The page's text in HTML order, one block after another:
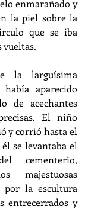
enmarañado y
la piel sobre la
que se iba
vueltas.
la larguísima
aparecido
de acechantes
El niño
y corrió hasta el
se levantaba el
cementerio,
majestuosas
por la escultura
entrecerrados y